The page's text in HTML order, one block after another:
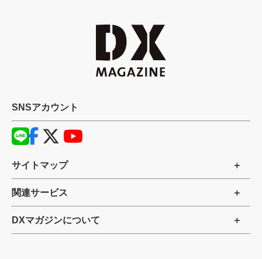
SNSアカウント
サイトマップ
関連サービス
DXマガジンについて